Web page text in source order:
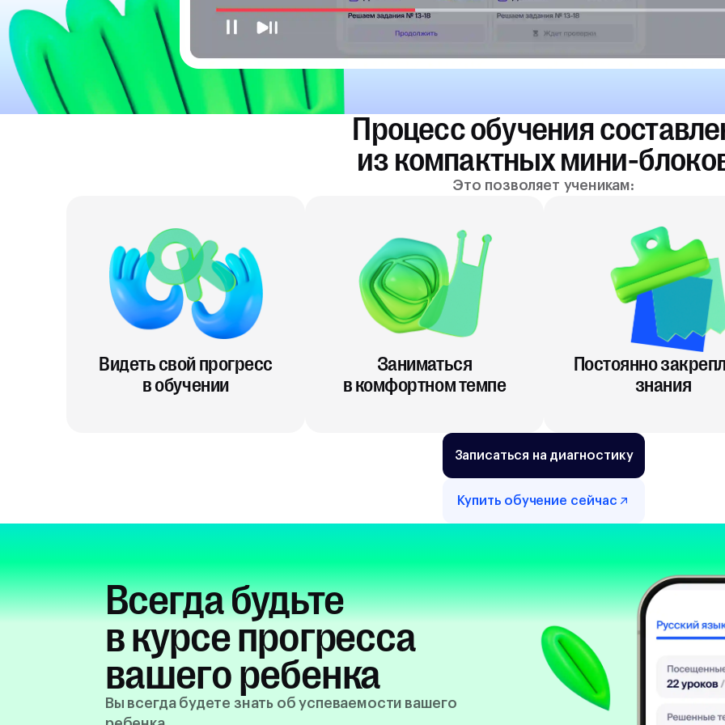
Процесс обучения
из компактных мини-
Это позволяет ученикам:
Видеть свой прогресс
в обучении
Заниматься
в комфортном темпе
Постоянно
знания
Записаться на диагностику
Купить обучение сейчас
Всегда будьте
в курсе прогресса
вашего ребенка
Вы всегда будете знать об успеваемости вашего